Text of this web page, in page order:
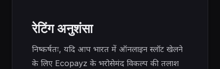
रेटिंग अनुशंसा
निष्कर्षतः, यदि आप भारत में ऑनलाइन स्लॉट खेलने
के लिए Ecopayz के भरोसेमंद विकल्प की तलाश